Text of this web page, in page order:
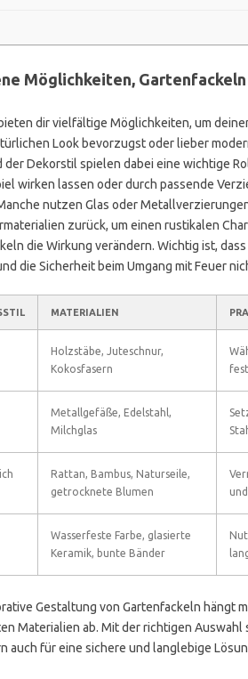
Möglichkeiten,
dir vielfältige Möglichkeiten, um
Look bevorzugst oder lieber
der Dekorstil spielen dabei eine wichtige
wirken lassen oder durch passende
nutzen Glas oder
zurück, um einen rustikalen
die Wirkung verändern. Wichtig ist,
die Sicherheit beim Umgang mit Feuer
MATERIALIEN
Holzstäbe, Juteschnur,
Kokosfasern
Metallgefäße, Edelstahl,
Milchglas
Rattan, Bambus, Naturseile,
getrocknete Blumen
Wasserfeste Farbe, glasierte
Keramik, bunte Bänder
Gestaltung von Gartenfackeln hängt
Materialien ab. Mit der richtigen
auch für eine sichere und langlebige